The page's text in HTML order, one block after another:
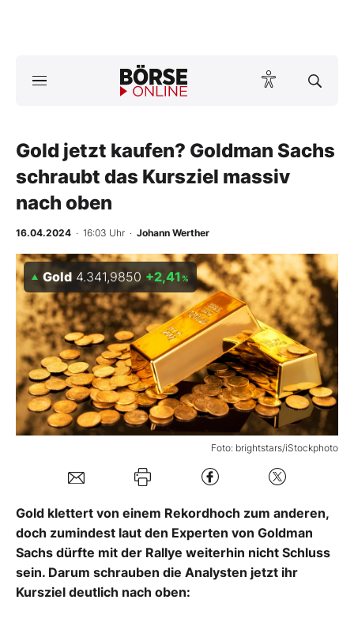
ktuelle Ausgabe BÖRSE ONLINE lesen
News
Anlageprodukte
Finanz-Check
Abo & Shop
BO-Musterdepots
Experten
Mein B:O
Mein Konto
Kontakt
Gold jetzt kaufen? Goldman Sachs
schraubt das Kursziel massiv
nach oben
16.04.2024 · 16:03 Uhr · Johann Werther
Foto: brightstars/iStockphoto
Gold 4.341,9850 +2,41%
Gold klettert von einem Rekordhoch zum anderen,
doch zumindest laut den Experten von Goldman
Sachs dürfte mit der Rallye weiterhin nicht Schluss
sein. Darum schrauben die Analysten jetzt ihr
Kursziel deutlich nach oben: